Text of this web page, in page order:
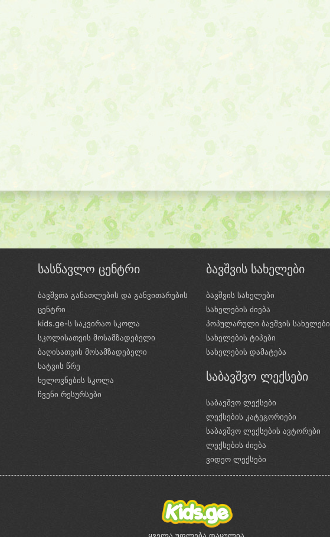
სასწავლო ცენტრი
ბავშვთა განათლების და განვითარების
ცენტრი
kids.ge-ს საკვირაო სკოლა
სკოლისათვის მოსამზადებელი
ბაღისათვის მოსამზადებელი
ხატვის წრე
ხელოვნების სკოლა
ჩვენი რესურსები
ბავშვის სახელები
ბავშვის სახელები
სახელების ძიება
პოპულარული ბავშვის სახელები
სახელების ტიპები
სახელების დამატება
საბავშვო ლექსები
საბავშვო ლექსები
ლექსების კატეგორიები
საბავშვო ლექსების ავტორები
ლექსების ძიება
ვიდეო ლექსები